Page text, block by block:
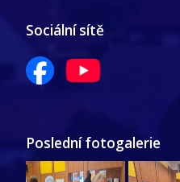
Sociální sítě
Poslední fotogalerie